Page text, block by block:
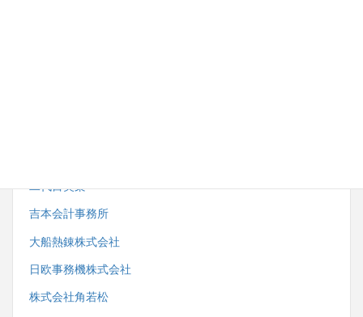
二代目笑楽
吉本会計事務所
大船熱錬株式会社
日欧事務機株式会社
株式会社角若松